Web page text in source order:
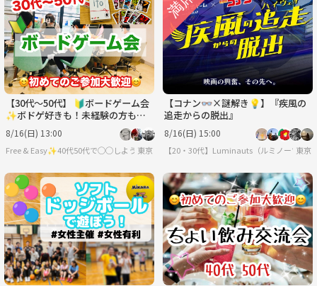
【30代〜50代】 🔰ボードゲーム会
✨ボドゲ好きも！未経験の方も！
難しいルールは一切なし🙆‍♀️
8/16(日) 13:00
Free & Easy✨40代50代で◯◯しようの会✨
東京
【コナン👓×謎解き💡】『疾風の
追走からの脱出』
8/16(日) 15:00
【20・30代】Luminauts（ルミノーツ）︎✨
東京